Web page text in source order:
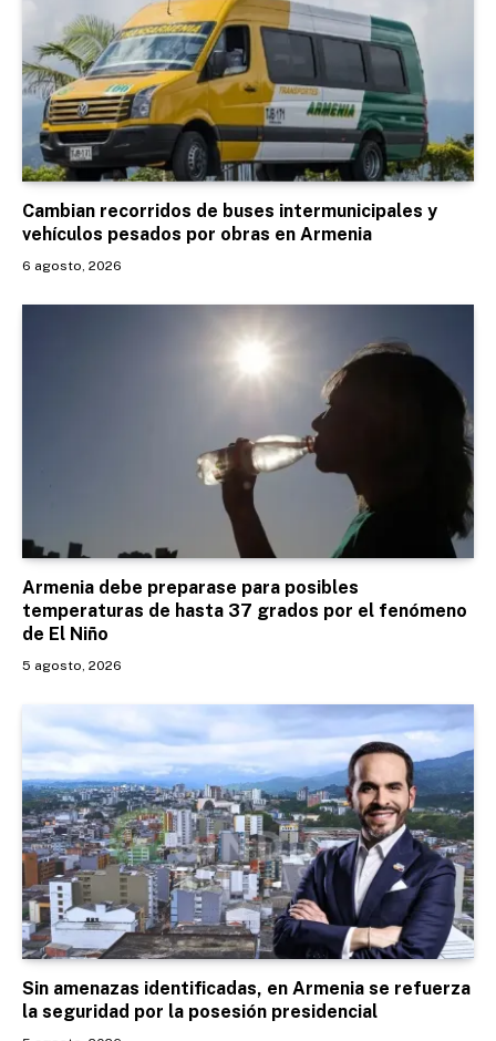
Cambian recorridos de buses intermunicipales y
vehículos pesados por obras en Armenia
6 agosto, 2026
Armenia debe preparase para posibles
temperaturas de hasta 37 grados por el fenómeno
de El Niño
5 agosto, 2026
Sin amenazas identificadas, en Armenia se refuerza
la seguridad por la posesión presidencial